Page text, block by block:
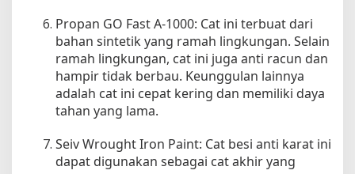
Propan GO Fast A-1000: Cat ini terbuat dari
bahan sintetik yang ramah lingkungan. Selain
ramah lingkungan, cat ini juga anti racun dan
hampir tidak berbau. Keunggulan lainnya
adalah cat ini cepat kering dan memiliki daya
tahan yang lama.
Seiv Wrought Iron Paint: Cat besi anti karat ini
dapat digunakan sebagai cat akhir yang